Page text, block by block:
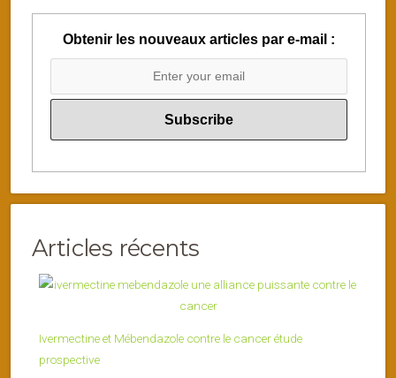
Obtenir les nouveaux articles par e-mail :
Articles récents
Ivermectine et Mébendazole contre le cancer étude
prospective